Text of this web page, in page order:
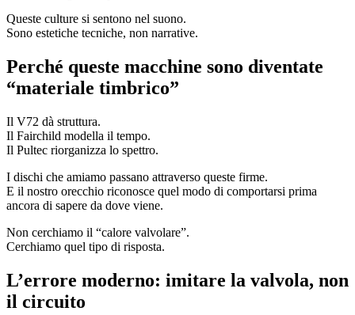
Queste culture si sentono nel suono.
Sono estetiche tecniche, non narrative.
Perché queste macchine sono diventate
“materiale timbrico”
Il V72 dà struttura.
Il Fairchild modella il tempo.
Il Pultec riorganizza lo spettro.
I dischi che amiamo passano attraverso queste firme.
E il nostro orecchio riconosce quel modo di comportarsi prima
ancora di sapere da dove viene.
Non cerchiamo il “calore valvolare”.
Cerchiamo quel tipo di risposta.
L’errore moderno: imitare la valvola, non
il circuito